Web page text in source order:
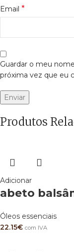
Email *
Guardar o meu
próxima vez que eu
Produtos
Adicionar
abeto
Óleos essenciais
22.15€ com IVA